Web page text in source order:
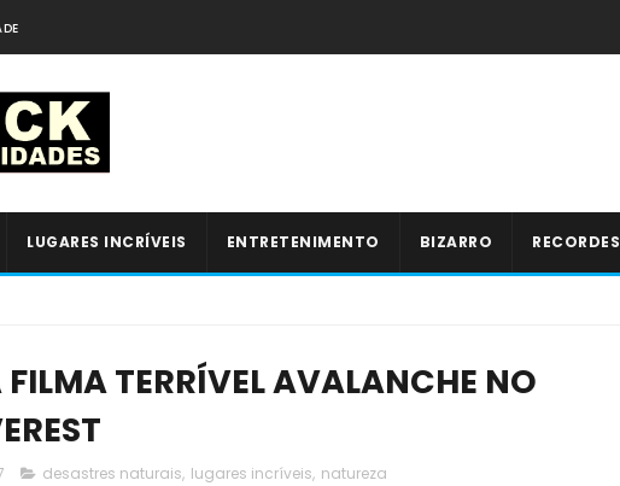
LUGARES INCRÍVEIS ENTRETENIMENTO BIZARRO RECORDES
TERRÍVEL AVALANCHE NO
desastres naturais, lugares incríveis, natureza